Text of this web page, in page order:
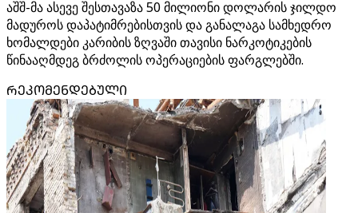
აშშ-მა ასევე შესთავაზა 50 მილიონი დოლარის ჯილდო
მადუროს დაპატიმრებისთვის და განალაგა სამხედრო
ხომალდები კარიბის ზღვაში თავისი ნარკოტიკების
წინააღმდეგ ბრძოლის ოპერაციების ფარგლებში.
ᲠᲔᲙᲝᲛᲔᲜᲓᲔᲑᲣᲚᲘ